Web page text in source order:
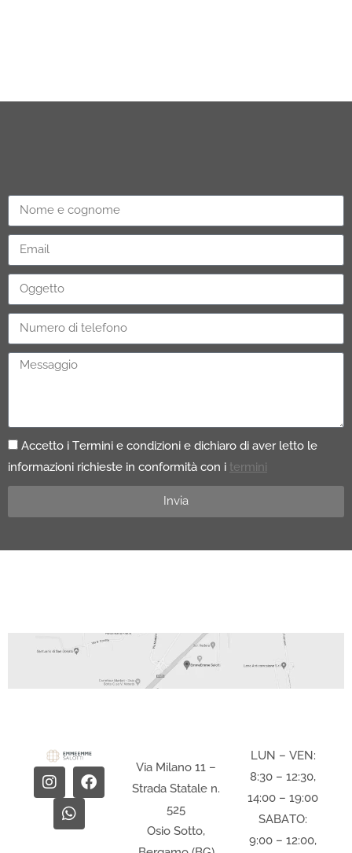
Accetto i Termini e condizioni e dichiaro di aver letto le
informazioni richieste in conformità con i termini
Invia
Via Milano 11 –
Strada Statale n.
525
Osio Sotto,
LUN – VEN:
8:30 – 12:30,
14:00 – 19:00
SABATO:
9:00 – 12:00,